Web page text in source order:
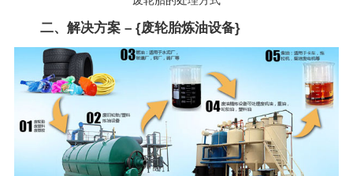
二、解决方案 – {废轮胎炼油设备}